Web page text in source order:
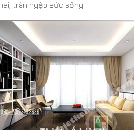
tràn ngập sức sống.